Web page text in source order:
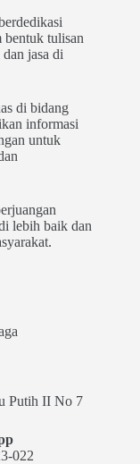
bentuk tulisan
jasa di
di bidang
informasi
untuk
lebih baik dan
Putih II No 7
022